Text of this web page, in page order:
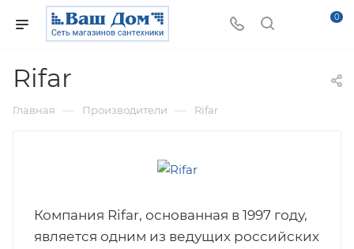
0
Rifar
Главная — Производители — Rifar
Компания Rifar, основанная в 1997 году,
является одним из ведущих российских